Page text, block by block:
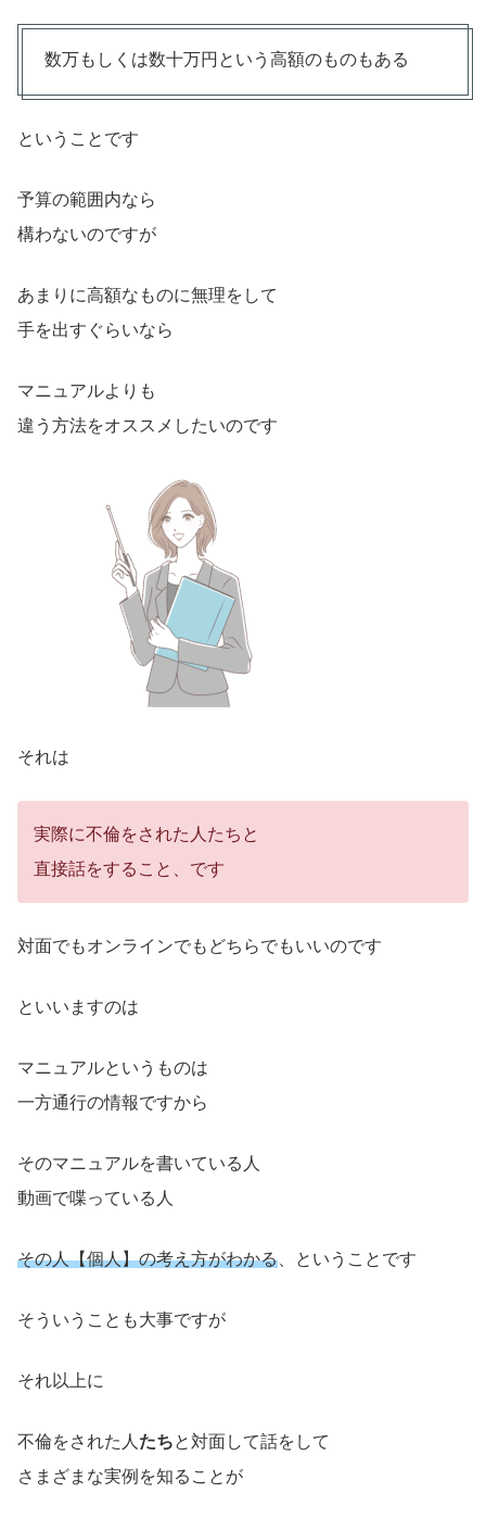
数万もしくは数十万円という高額のものもある
ということです
予算の範囲内なら
構わないのですが
あまりに高額なものに無理をして
手を出すぐらいなら
マニュアルよりも
違う方法をオススメしたいのです
それは
実際に不倫をされた人たちと
直接話をすること、です
対面でもオンラインでもどちらでもいいのです
といいますのは
マニュアルというものは
一方通行の情報ですから
そのマニュアルを書いている人
動画で喋っている人
その人【個人】の考え方がわかる 、ということです
そういうことも大事ですが
それ以上に
不倫をされた人 たちと対面して話をして
さまざまな実例を知ることが